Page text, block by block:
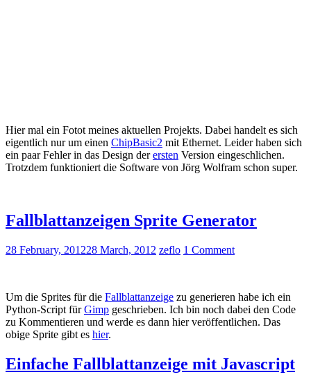
Hier mal ein Fotot meines aktuellen Projekts. Dabei handelt es sich
eigentlich nur um einen ChipBasic2 mit Ethernet. Leider haben sich
ein paar Fehler in das Design derersten Version eingeschlichen.
Trotzdem funktioniert die Software von Jörg Wolfram schon super.
Fallblattanzeigen Sprite Generator
28 February, 201228 March, 2012 zeflo 1 Comment
Um die Sprites für die Fallblattanzeige zu generieren habe ich ein
Python-Script fürGimp geschrieben. Ich bin noch dabei den Code
zu Kommentieren und werde es dann hier veröffentlichen. Das
obige Sprite gibt es hier.
Einfache Fallblattanzeige mit Javascript